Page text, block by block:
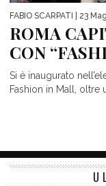
FABIO SCARPATI | 23
ROMA
CON
Si è inaugurato
Fashion in Mall, oltre